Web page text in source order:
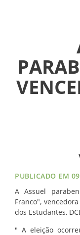
NOTÍCIAS
AROEIRA
CONTATO
PUBLICADO EM
A Assuel
Franco",
dos Estudantes,
" A eleição